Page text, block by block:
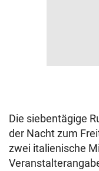
Die siebentägige
der Nacht zum
zwei italienische